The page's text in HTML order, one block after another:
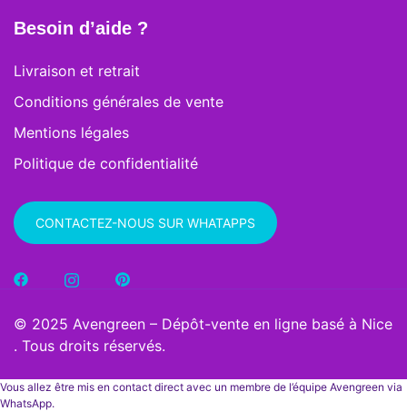
Besoin d’aide ?
Livraison et retrait
Conditions générales de vente
Mentions légales
Politique de confidentialité
CONTACTEZ-NOUS SUR WHATAPPS
© 2025 Avengreen – Dépôt-vente en ligne basé à Nice
. Tous droits réservés.
Vous allez être mis en contact direct avec un membre de l’équipe Avengreen via
WhatsApp.